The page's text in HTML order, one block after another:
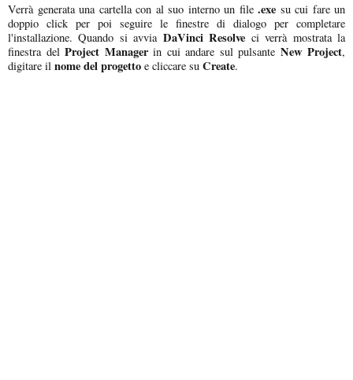
Verrà generata una cartella con al suo interno un file .exe su cui fare un
doppio click per poi seguire le finestre di dialogo per completare
l'installazione. Quando si avvia DaVinci Resolve ci verrà mostrata la
finestra delProject Managerin cui andare sul pulsante New Project,
digitare il nome del progetto e cliccare su Create.